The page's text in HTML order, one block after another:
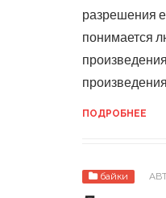
разрешения
понимается
ПОДРОБНЕЕ
байки